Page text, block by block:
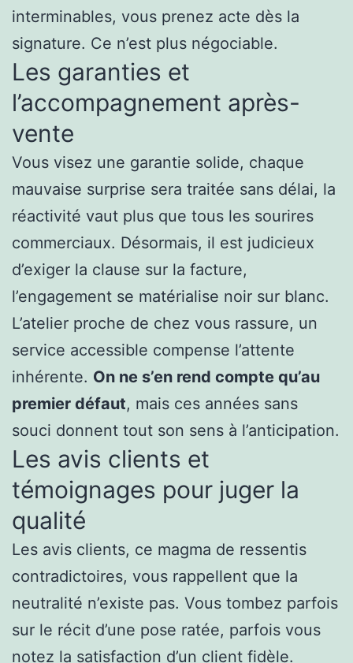
interminables, vous prenez acte dès la
signature. Ce n’est plus négociable.
Les garanties et
l’accompagnement après-
vente
Vous visez une garantie solide, chaque
mauvaise surprise sera traitée sans délai, la
réactivité vaut plus que tous les sourires
commerciaux. Désormais, il est judicieux
d’exiger la clause sur la facture,
l’engagement se matérialise noir sur blanc.
L’atelier proche de chez vous rassure, un
service accessible compense l’attente
inhérente. On ne s’en rend compte qu’au
premier défaut, mais ces années sans
souci donnent tout son sens à l’anticipation.
Les avis clients et
témoignages pour juger la
qualité
Les avis clients, ce magma de ressentis
contradictoires, vous rappellent que la
neutralité n’existe pas. Vous tombez parfois
sur le récit d’une pose ratée, parfois vous
notez la satisfaction d’un client fidèle.